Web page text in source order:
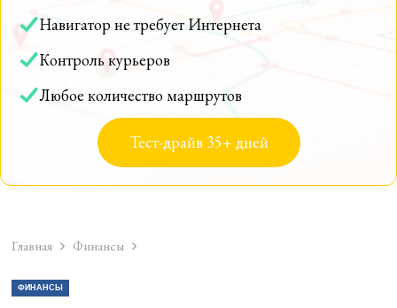
Навигатор не требует Интернета
Контроль курьеров
Любое количество маршрутов
Тест-драйв 35+ дней
Главная Финансы
ФИНАНСЫ